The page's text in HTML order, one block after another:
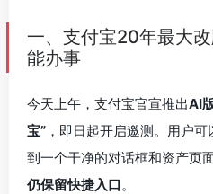
一、支付宝20年最大
能办事
今天上午，支付宝官宣推出AI
宝” ，即日起开启邀测。用户
到一个干净的对话框和资产页
仍保留快捷入口。